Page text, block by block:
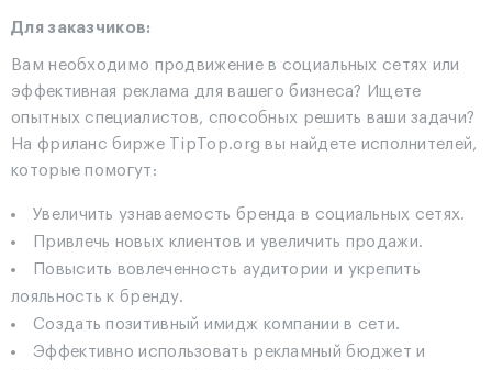
Для заказчиков:
Вам необходимо продвижение в социальных сетях или
эффективная реклама для вашего бизнеса? Ищете
опытных специалистов, способных решить ваши задачи?
На фриланс бирже TipTop.org вы найдете исполнителей,
которые помогут:
Увеличить узнаваемость бренда в социальных сетях.
Привлечь новых клиентов и увеличить продажи.
Повысить вовлеченность аудитории и укрепить
лояльность к бренду.
Создать позитивный имидж компании в сети.
Эффективно использовать рекламный бюджет и